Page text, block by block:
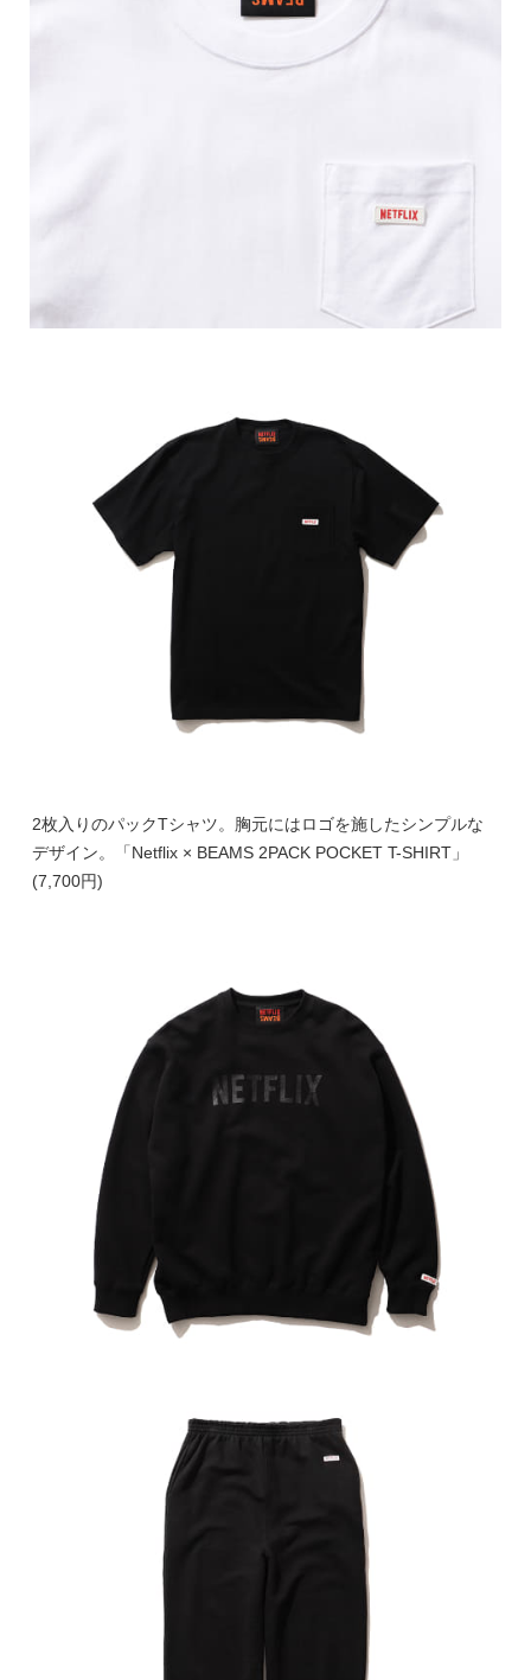
2枚入りのパックTシャツ。胸元にはロゴを施したシンプルな
デザイン。「Netflix × BEAMS 2PACK POCKET T-SHIRT」
(7,700円)